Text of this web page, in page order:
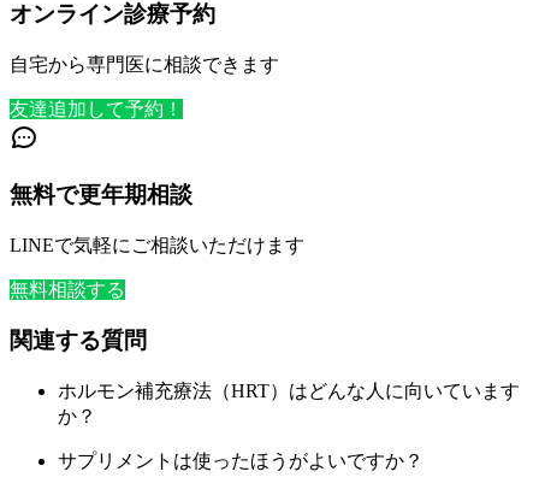
オンライン診療予約
自宅から専門医に相談できます
友達追加して予約！
無料で更年期相談
LINEで気軽にご相談いただけます
無料相談する
関連する質問
ホルモン補充療法（HRT）はどんな人に向いています
か？
サプリメントは使ったほうがよいですか？